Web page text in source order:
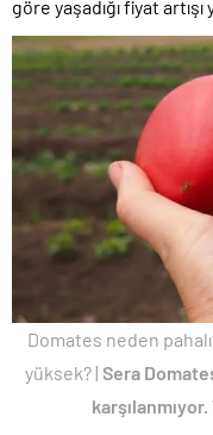
göre yaşadığı fiyat
Domates neden
yüksek? | Sera